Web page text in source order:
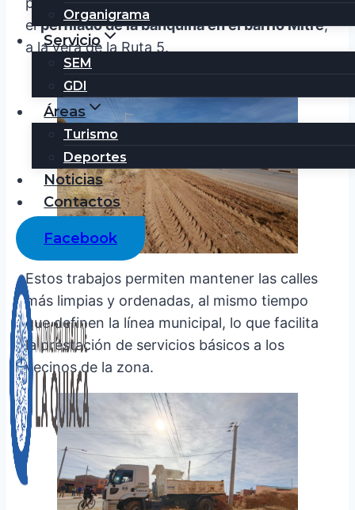
Organigrama
Servicio
SEM
GDI
Áreas
Turismo
Deportes
Noticias
Contactos
Facebook
elperfilado de la banquina en el barrio Mitre,
a la vera de la Ruta 5.
Estos trabajos permiten mantener las calles
más limpias y ordenadas, al mismo tiempo
que definen la línea municipal, lo que facilita
la prestación de servicios básicos a los
vecinos de la zona.